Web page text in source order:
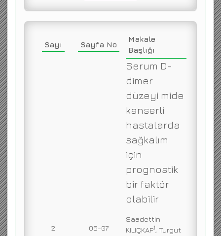
Sayı Sayfa No
Makale
Başlığı
2 05-07
Serum D-
dimer
düzeyi mide
kanserli
hastalarda
sağkalım
için
prognostik
bir faktör
olabilir
Saadettin
KILIÇKAP1, Turgut